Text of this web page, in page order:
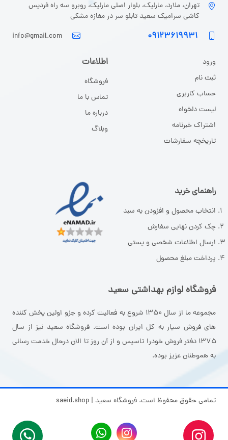
تهران، ملارد، مارلیک، بلوار اصلی مارلیک، روبرو سه راه فردیس
کاشی سرامیک سعید تابلو سر در مغازه مشکی
۰۹۱۲۳۶۱۹۹۳۱ info@gmail.com
ورود
ثبت نام
حساب کاربری
لیست دلخواه
اشتراک خبرنامه
تاریخچه سفارشات
اطلاعات
فروشگاه
تماس با ما
درباره ما
وبلاگ
راهنمای خرید
انتخاب محصول و افزودن به سبد
چک کردن نهایی سفارش
ارسال اطلاعات شخصی و پستی
پرداخت مبلغ محصول
فروشگاه لوازم بهداشتی سعید
مجموعه ما از سال ۱۳۵۰ شروع به فعالیت کرده و جزو اولین پخش کننده
های فروش سیار به کل ایران بوده است. فروشگاه سعید نیز از سال
۱۳۷۵ دفتر فروش خودرا تاسیس و از آن روز تا الان درحال خدمت رسانی
به هموطنان عزیز بوده.
تمامی حقوق محفوظ است. فروشگاه سعید | saeid.shop